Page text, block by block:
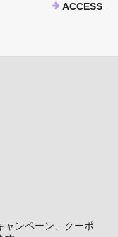
ACCESS
ャンペーン、クーポ